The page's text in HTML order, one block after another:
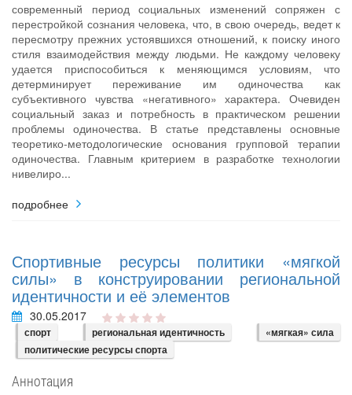
современный период социальных изменений сопряжен с
перестройкой сознания человека, что, в свою очередь, ведет к
пересмотру прежних устоявшихся отношений, к поиску иного
стиля взаимодействия между людьми. Не каждому человеку
удается приспособиться к меняющимся условиям, что
детерминирует переживание им одиночества как
субъективного чувства «негативного» характера. Очевиден
социальный заказ и потребность в практическом решении
проблемы одиночества. В статье представлены основные
теоретико‐методологические основания групповой терапии
одиночества. Главным критерием в разработке технологии
нивелиро...
подробнее
Спортивные ресурсы политики «мягкой
силы» в конструировании региональной
идентичности и её элементов
30.05.2017
спорт региональная идентичность
«мягкая» сила
политические ресурсы спорта
Аннотация